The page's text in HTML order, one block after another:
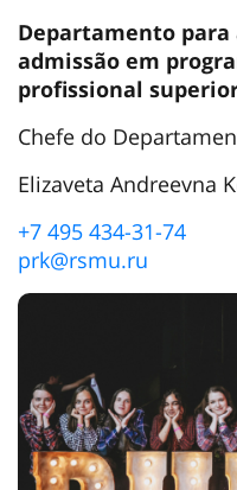
Departamento para
admissão em
profissional
Chefe do
Elizaveta Andreevna
+7 495 434-31-74
prk@rsmu.ru